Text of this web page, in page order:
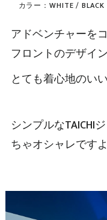
カラー：WHITE / BLACK
アドベンチャーを
フロントのデザイ
とても着心地のい
シンプルなTAICHI
ちゃオシャレです